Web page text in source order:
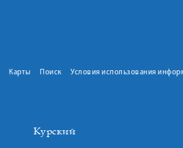
Карты Поиск Условия использования
Курский